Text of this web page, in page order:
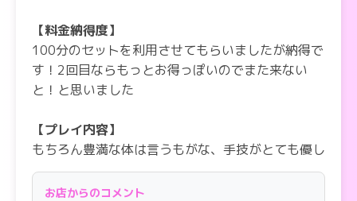
【料金納得度】
100分のセットを利用させてもらいましたが納得で
す！2回目ならもっとお得っぽいのでまた来ない
と！と思いました
【プレイ内容】
もちろん豊満な体は言うもがな、手技がとても優し
くて癒されました。あと、あそこが甘ーい味がし
た。気がします。
お店からのコメント